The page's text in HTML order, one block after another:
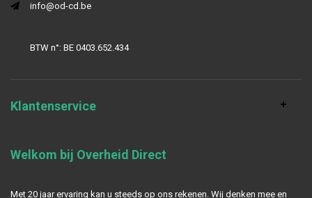
info@od-cd.be
BTW n°: BE 0403.652.434
Klantenservice
Welkom bij Overheid Direct
Met 20 jaar ervaring kan u steeds op ons rekenen. Wij denken mee en